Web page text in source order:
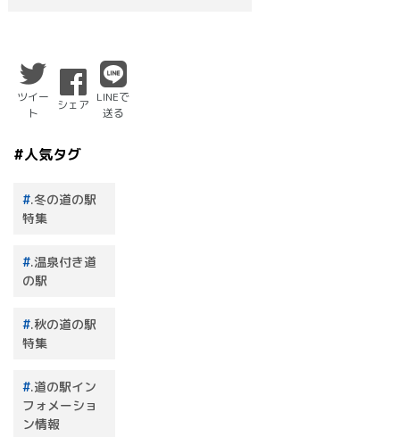
ツイー
ト
シェア
LINEで
送る
#人気タグ
.冬の道の駅
特集
.温泉付き道
の駅
.秋の道の駅
特集
.道の駅イン
フォメーショ
ン情報